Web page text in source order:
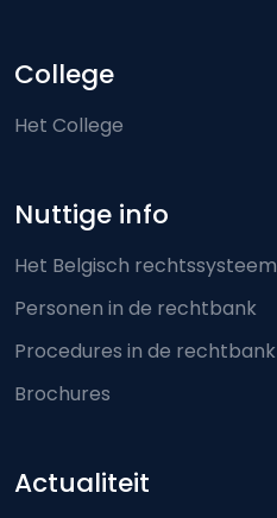
College
Het College
Nuttige info
Het Belgisch rechtssysteem
Personen in de rechtbank
Procedures in de rechtbank
Brochures
Actualiteit